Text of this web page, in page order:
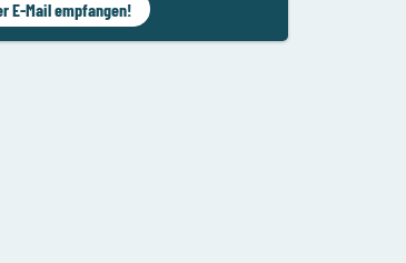
E-Mail empfangen!